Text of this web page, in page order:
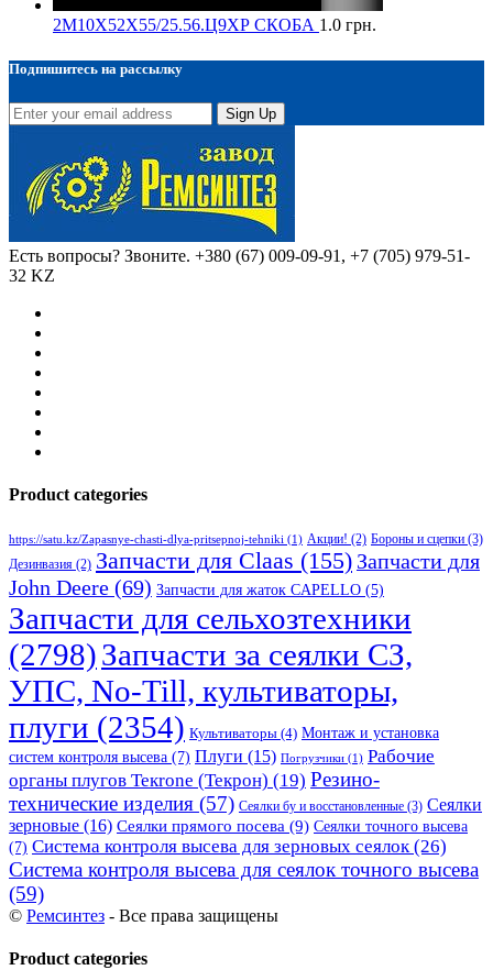
2М10Х52Х55/25.56.Ц9ХР СКОБА 1.0 грн.
Подпишитесь на рассылку
Sign Up
Есть вопросы? Звоните. +380 (67) 009-09-91, +7 (705) 979-51-
32 KZ
Product categories
https://satu.kz/Zapasnye-chasti-dlya-pritsepnoj-tehniki (1) Акции! (2) Бороны и сцепки (3)
Дезинвазия (2) Запчасти для Claas (155) Запчасти для
John Deere (69) Запчасти для жаток CAPELLO (5)
Запчасти для сельхозтехники
(2798)Запчасти за сеялки СЗ,
УПС, No-Till, культиваторы,
плуги (2354) Культиваторы (4) Монтаж и установка
систем контроля высева (7) Плуги (15) Погрузчики (1) Рабочие
органы плугов Текrоne (Текрон) (19) Резино-
технические изделия (57) Сеялки бу и восстановленные (3) Сеялки
зерновые (16) Сеялки прямого посева (9) Сеялки точного высева
(7) Система контроля высева для зерновых сеялок(26)
Система контроля высева для сеялок точного высева
(59)
© Ремсинтез - Все права защищены
Product categories